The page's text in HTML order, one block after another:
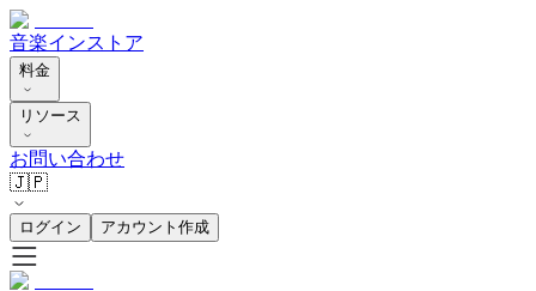
音楽インストア
料金
リソース
お問い合わせ
🇯🇵
ログイン アカウント作成